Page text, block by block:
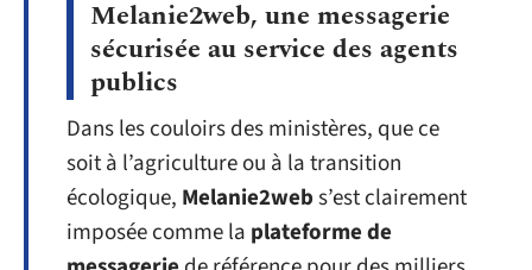
Melanie2web, une messagerie
sécurisée au service des agents
publics
Dans les couloirs des ministères, que ce
soit à l’agriculture ou à la transition
écologique, Melanie2webs’est clairement
imposée comme la plateforme de